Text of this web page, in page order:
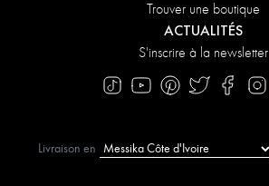
Trouver une boutique
ACTUALITÉS
S'inscrire à la newsletter
Livraison en